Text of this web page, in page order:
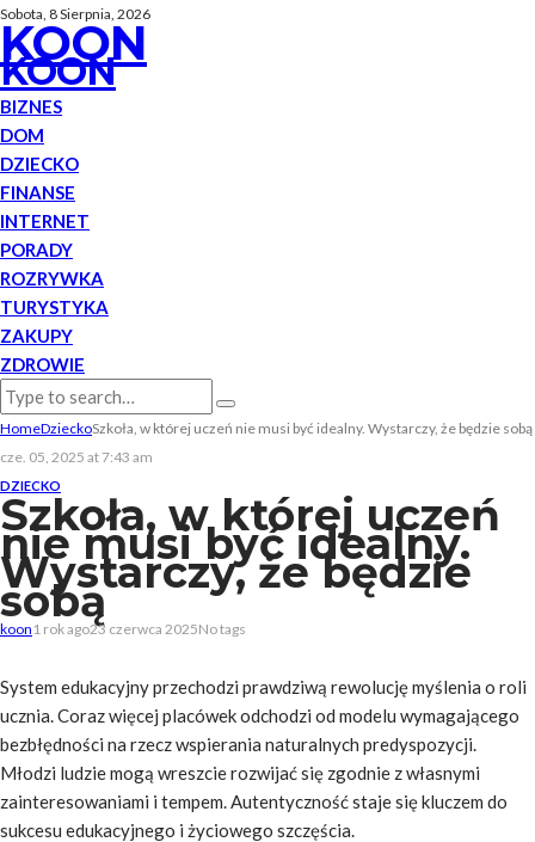
Sobota, 8 Sierpnia, 2026
KOON
KOON
BIZNES
DOM
DZIECKO
FINANSE
INTERNET
PORADY
ROZRYWKA
TURYSTYKA
ZAKUPY
ZDROWIE
HomeDzieckoSzkoła, w której uczeń nie musi być idealny. Wystarczy, że będzie sobą
cze. 05, 2025 at 7:43 am
DZIECKO
Szkoła, w której uczeń
nie musi być idealny.
Wystarczy, że będzie
sobą
koon 1 rok ago23 czerwca 2025No tags
System edukacyjny przechodzi prawdziwą rewolucję myślenia o roli
ucznia. Coraz więcej placówek odchodzi od modelu wymagającego
bezbłędności na rzecz wspierania naturalnych predyspozycji.
Młodzi ludzie mogą wreszcie rozwijać się zgodnie z własnymi
zainteresowaniami i tempem. Autentyczność staje się kluczem do
sukcesu edukacyjnego i życiowego szczęścia.